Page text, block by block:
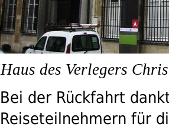
Haus des Verlegers
Bei der Rückfahrt
Reiseteilnehmern für